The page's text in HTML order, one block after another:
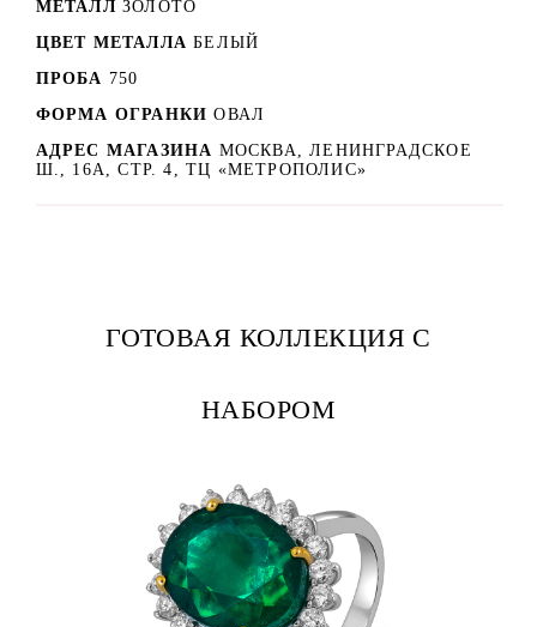
МЕТАЛЛ ЗОЛОТО
ЦВЕТ МЕТАЛЛА БЕЛЫЙ
ПРОБА 750
ФОРМА ОГРАНКИ ОВАЛ
АДРЕС МАГАЗИНА МОСКВА, ЛЕНИНГРАДСКОЕ
Ш., 16А, СТР. 4, ТЦ «МЕТРОПОЛИС»
ГОТОВАЯ КОЛЛЕКЦИЯ С
НАБОРОМ